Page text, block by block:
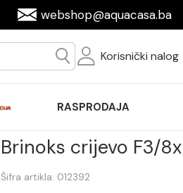
webshop@aquacasa.ba
Korisnički nalog
RASPRODAJA
Brinoks crijevo F3/
Šifra artikla: 012392